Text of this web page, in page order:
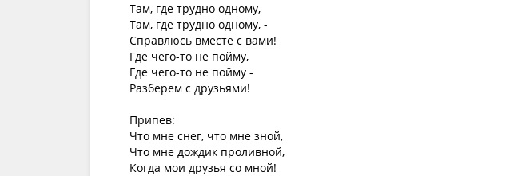
Там, где трудно одному,
Там, где трудно одному, -
Справлюсь вместе с вами!
Где чего-то не пойму,
Где чего-то не пойму -
Разберем с друзьями!
Припев:
Что мне снег, что мне зной,
Что мне дождик проливной,
Когда мои друзья со мной!